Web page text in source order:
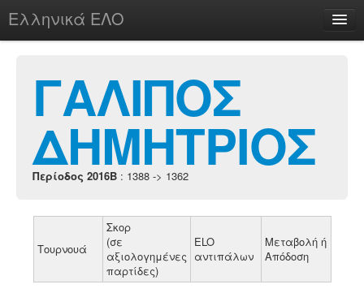
Ελληνικά ΕΛΟ
chesstu.be @ discord
Login
ΓΑΛΙΠΟΣ
ΔΗΜΗΤΡΙΟΣ
Περίοδος 2016B : 1388 -> 1362
Τουρνουά
Σκορ
(σε
αξιολογημένες
παρτίδες)
ELO
αντιπάλων
Μεταβολή ή
Απόδοση